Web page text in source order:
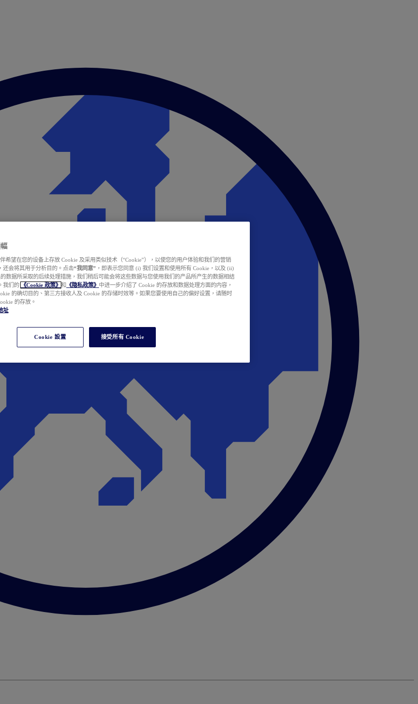
希望在您的设备上存放 Cookie 及采用类似技术（“Cookie”），以使您的用户体验和我们的营销
还会将其用于分析目的。点击“我同意” ，即表示您同意 (i) 我们设置和使用所有 Cookie，以及 (ii)
数据所采取的后续处理措施，我们稍后可能会将这些数据与您使用我们的产品所产生的数据相结
我们的
《Cookie 政策》 和 《隐私政策》 中进一步介绍了 Cookie 的存放和数据处理方面的内容，
的确切目的、第三方接收人及 Cookie 的存储时效等。如果您要使用自己的偏好设置，请随时
的存放。
址
Cookie 設置 接受所有 Cookie